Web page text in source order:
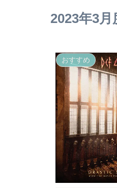
【悲報】Mrs.
令和版両津勘吉
【画像】まんさ
彼女「結婚した
【画像】Hカッ
2023年3
おすすめ